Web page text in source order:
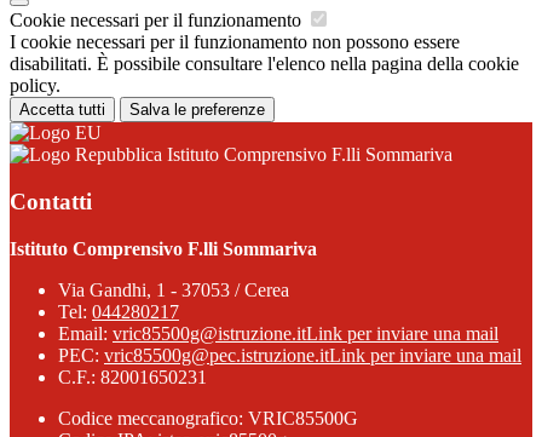
Cookie necessari per il funzionamento
I cookie necessari per il funzionamento non possono essere
disabilitati. È possibile consultare l'elenco nella pagina della cookie
policy.
Accetta tutti Salva le preferenze
Istituto Comprensivo F.lli Sommariva
Contatti
Istituto Comprensivo F.lli Sommariva
Via Gandhi, 1 - 37053 / Cerea
Tel: 044280217
Email: vric85500g@istruzione.itLink per inviare una mail
PEC: vric85500g@pec.istruzione.itLink per inviare una mail
C.F.: 82001650231
Codice meccanografico: VRIC85500G